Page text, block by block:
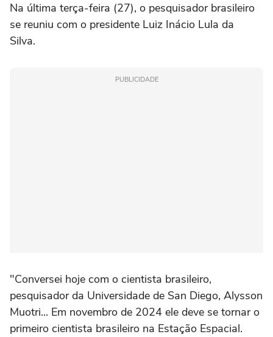
Na última terça-feira (27), o pesquisador brasileiro
se reuniu com o presidente Luiz Inácio Lula da
Silva.
PUBLICIDADE
"Conversei hoje com o cientista brasileiro,
pesquisador da Universidade de San Diego, Alysson
Muotri... Em novembro de 2024 ele deve se tornar o
primeiro cientista brasileiro na Estação Espacial.